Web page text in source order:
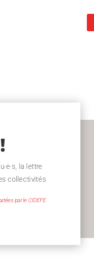
la lettre
collectivités
par le CIDEFE